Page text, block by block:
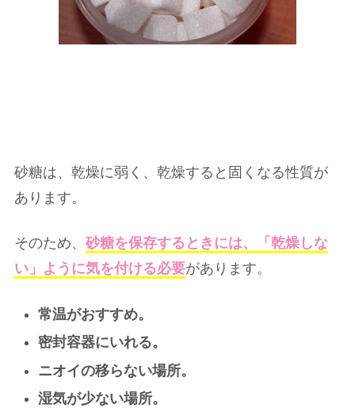
砂糖は、乾燥に弱く、乾燥すると固くなる性質が
あります。
そのため、 砂糖を保存するときには、「乾燥しな
い」ように気を付ける必要があります。
常温がおすすめ。
密封容器にいれる。
ニオイの移らない場所。
湿気が少ない場所。